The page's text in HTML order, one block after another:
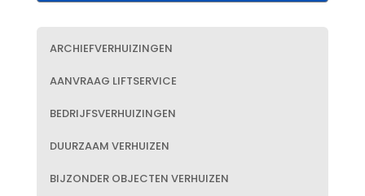
ARCHIEFVERHUIZINGEN
AANVRAAG LIFTSERVICE
BEDRIJFSVERHUIZINGEN
DUURZAAM VERHUIZEN
BIJZONDER OBJECTEN VERHUIZEN